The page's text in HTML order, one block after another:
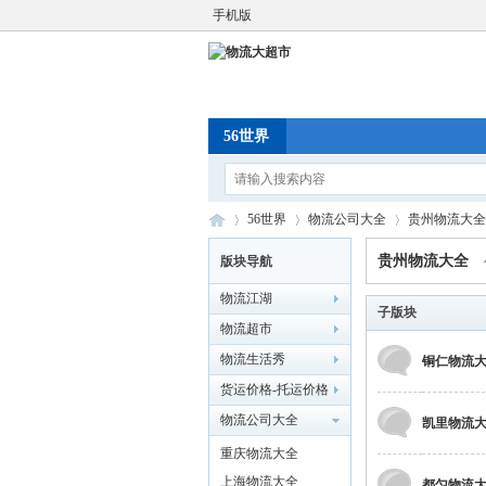
手机版
56世界
物 »
56世界
›
物流公司大全
›
贵州物流大全
版块导航
物流江湖
物流超市
物流生活秀
货运价格-托运价格
物流公司大全
重庆物流大全
上海物流大全
贵州物流大全
子版块
铜仁物流
凯里物流